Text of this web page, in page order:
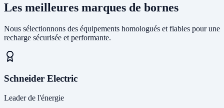
Les meilleures marques de bornes
Nous sélectionnons des équipements homologués et fiables pour une
recharge sécurisée et performante.
Schneider Electric
Leader de l'énergie